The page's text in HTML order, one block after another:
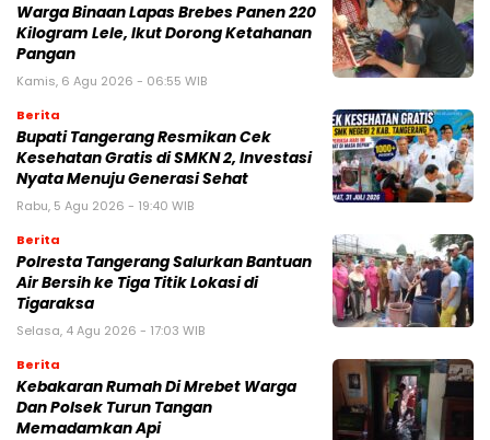
Warga Binaan Lapas Brebes Panen 220
Kilogram Lele, Ikut Dorong Ketahanan
Pangan
Kamis, 6 Agu 2026 - 06:55 WIB
Berita
‎Bupati Tangerang Resmikan Cek
Kesehatan Gratis di SMKN 2, Investasi
Nyata Menuju Generasi Sehat
Rabu, 5 Agu 2026 - 19:40 WIB
Berita
Polresta Tangerang Salurkan Bantuan
Air Bersih ke Tiga Titik Lokasi di
Tigaraksa
Selasa, 4 Agu 2026 - 17:03 WIB
Berita
Kebakaran Rumah Di Mrebet Warga
Dan Polsek Turun Tangan
Memadamkan Api